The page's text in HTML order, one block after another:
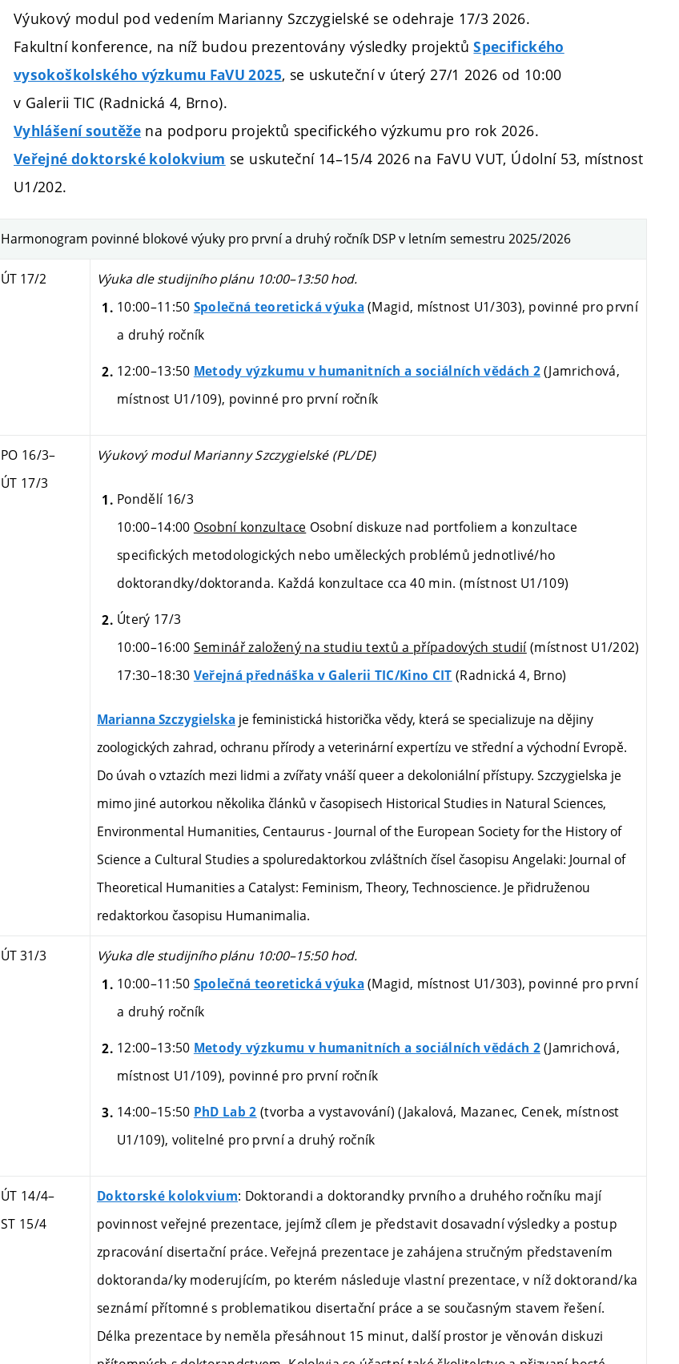
Výukový modul pod vedením Marianny Szczygielské se odehraje 17/3 2026.
Fakultní konference, na níž budou prezentovány výsledky projektůSpecifického
vysokoškolského výzkumu FaVU 2025, se uskuteční v úterý 27/1 2026 od 10:00
v Galerii TIC (Radnická 4, Brno).
Vyhlášení soutěže na podporu projektů specifického výzkumu pro rok 2026.
Veřejné doktorské kolokvium se uskuteční 14–15/4 2026 na FaVU VUT, Údolní 53, místnost
U1/202.
Harmonogram povinné blokové výuky pro první a druhý ročník DSP v letním semestru 2025/2026
ÚT 17/2
Výuka dle studijního plánu 10:00–13:50 hod.
10:00–11:50 Společná teoretická výuka(Magid, místnost U1/303), povinné pro první
a druhý ročník
12:00–13:50 Metody výzkumu v humanitních a sociálních vědách 2(Jamrichová,
místnost U1/109), povinné pro první ročník
PO 16/3–
ÚT 17/3
Výukový modul Marianny Szczygielské (PL/DE)
Pondělí 16/3
10:00–14:00 Osobní konzultace Osobní diskuze nad portfoliem a konzultace
specifických metodologických nebo uměleckých problémů jednotlivé/ho
doktorandky/doktoranda. Každá konzultace cca 40 min. (místnost U1/109)
Úterý 17/3
10:00–16:00 Seminář založený na studiu textů a případových studií(místnost U1/202)
17:30–18:30 Veřejná přednáška v Galerii TIC/Kino CIT (Radnická 4, Brno)
Marianna Szczygielska je feministická historička vědy, která se specializuje na dějiny
zoologických zahrad, ochranu přírody a veterinární expertízu ve střední a východní Evropě.
Do úvah o vztazích mezi lidmi a zvířaty vnáší queer a dekoloniální přístupy. Szczygielska je
mimo jiné autorkou několika článků v časopisech Historical Studies in Natural Sciences,
Environmental Humanities, Centaurus - Journal of the European Society for the History of
Science a Cultural Studies a spoluredaktorkou zvláštních čísel časopisu Angelaki: Journal of
Theoretical Humanities a Catalyst: Feminism, Theory, Technoscience. Je přidruženou
redaktorkou časopisu Humanimalia.
ÚT 31/3
Výuka dle studijního plánu 10:00–15:50 hod.
10:00–11:50 Společná teoretická výuka (Magid, místnost U1/303), povinné pro první
a druhý ročník
12:00–13:50 Metody výzkumu v humanitních a sociálních vědách 2 (Jamrichová,
místnost U1/109), povinné pro prvníročník
14:00–15:50 PhD Lab 2 (tvorba a vystavování) (Jakalová, Mazanec, Cenek, místnost
U1/109), volitelné pro první a druhý ročník
ÚT 14/4–
ST 15/4
Doktorské kolokvium: Doktorandi a doktorandky prvního a druhého ročníku mají
povinnost veřejné prezentace, jejímž cílem je představit dosavadní výsledky a postup
zpracování disertační práce. Veřejná prezentace je zahájena stručným představením
doktoranda/ky moderujícím, po kterém následuje vlastní prezentace, v níž doktorand/ka
seznámí přítomné s problematikou disertační práce a se současným stavem řešení.
Délka prezentace by neměla přesáhnout 15 minut, další prostor je věnován diskuzi